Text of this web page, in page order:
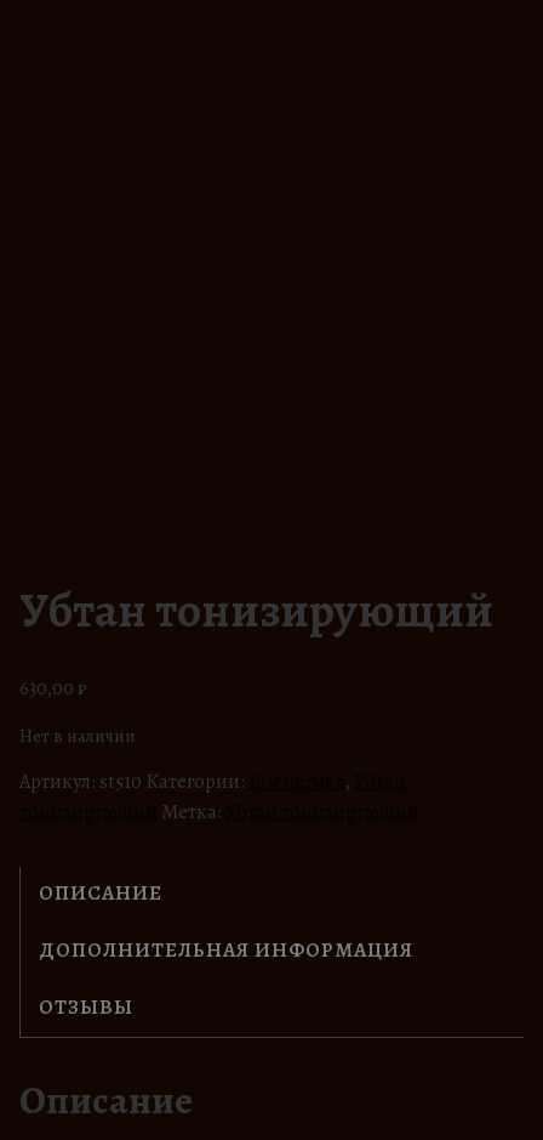
Убтан тонизирующий
630,00 ₽
Нет в наличии
Артикул: st510 Категории: ,
Метка:
ОПИСАНИЕ
ДОПОЛНИТЕЛЬНАЯ ИНФОРМАЦИЯ
ОТЗЫВЫ
Описание